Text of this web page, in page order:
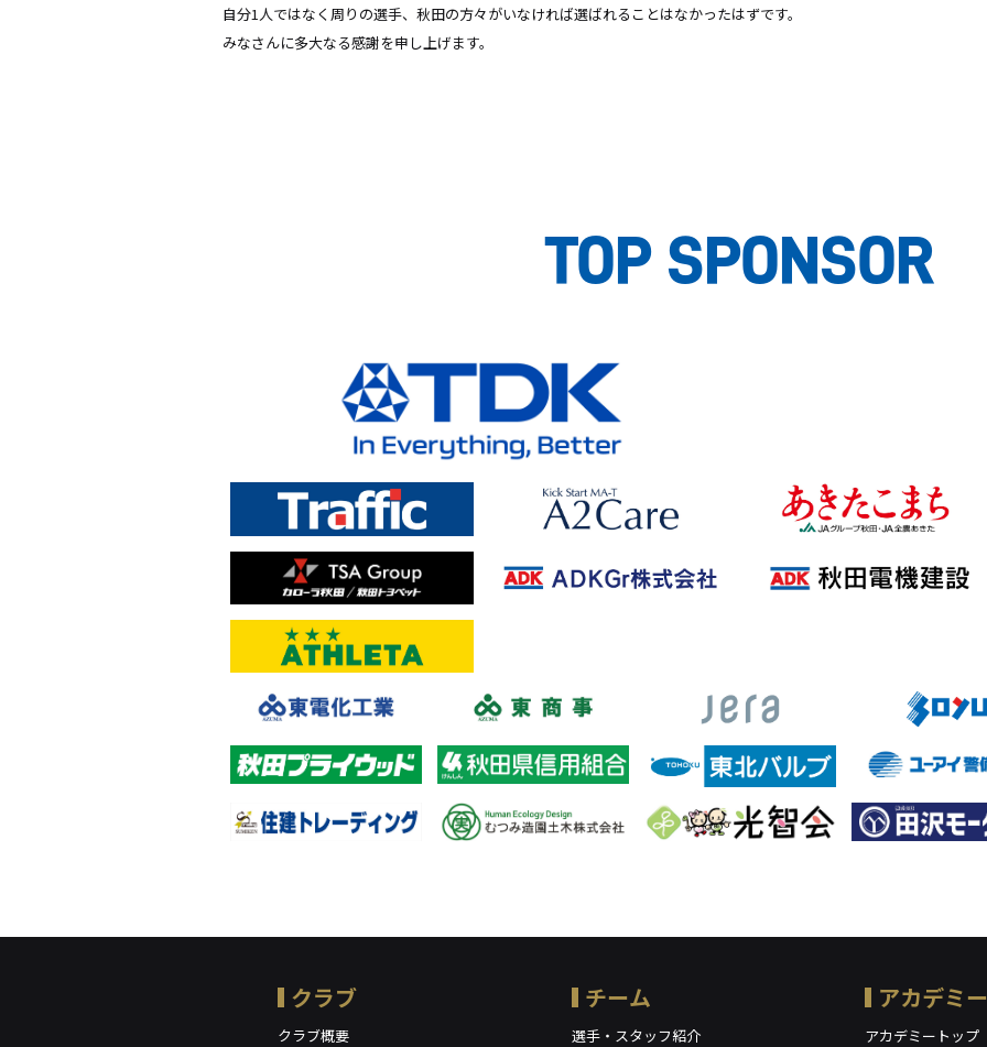
自分1人ではなく周りの選手、秋田の方々がいなければ選ばれることはなかったはずです。
みなさんに多大なる感謝を申し上げます。
TOP SPONSOR
クラブ
クラブ概要
チーム
選手・スタッフ紹介
アカデミ
アカデミートップ